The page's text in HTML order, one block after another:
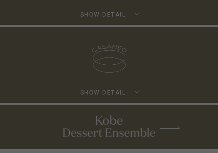
SHOW DETAIL
SHOW DETAIL